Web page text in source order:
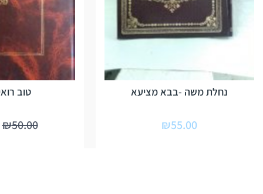
נחלת משה -בבא מציעא
₪55.00
טוב
₪50.00